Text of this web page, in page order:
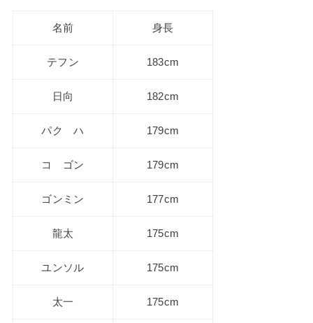
名前 身長
テフン 183cm
日向 182cm
パク ハ 179cm
コ ゴン 179cm
ゴンミン 177cm
龍太 175cm
ユンソル 175cm
太一 175cm